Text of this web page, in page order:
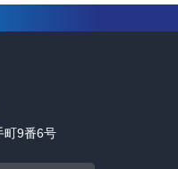
9番6号